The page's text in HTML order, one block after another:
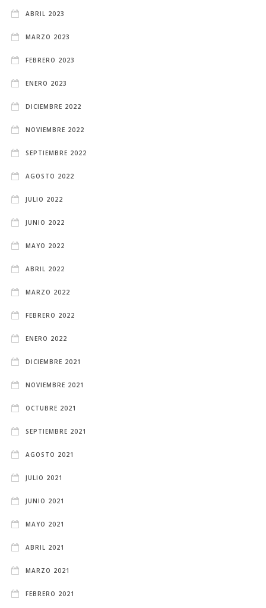
ABRIL 2023
MARZO 2023
FEBRERO 2023
ENERO 2023
DICIEMBRE 2022
NOVIEMBRE 2022
SEPTIEMBRE 2022
AGOSTO 2022
JULIO 2022
JUNIO 2022
MAYO 2022
ABRIL 2022
MARZO 2022
FEBRERO 2022
ENERO 2022
DICIEMBRE 2021
NOVIEMBRE 2021
OCTUBRE 2021
SEPTIEMBRE 2021
AGOSTO 2021
JULIO 2021
JUNIO 2021
MAYO 2021
ABRIL 2021
MARZO 2021
FEBRERO 2021